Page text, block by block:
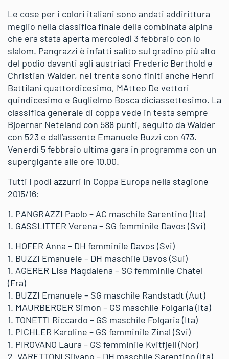
Le cose per i colori italiani sono andati addirittura
meglio nella classifica finale della combinata alpina
che era stata aperta mercoledì 3 febbraio con lo
slalom. Pangrazzi è infatti salito sul gradino più alto
del podio davanti agli austriaci Frederic Berthold e
Christian Walder, nei trenta sono finiti anche Henri
Battilani quattordicesimo, MAtteo De vettori
quindicesimo e Guglielmo Bosca diciassettesimo. La
classifica generale di coppa vede in testa sempre
Bjoernar Neteland con 588 punti, seguito da Walder
con 523 e dall’assente Emanuele Buzzi con 473.
Venerdì 5 febbraio ultima gara in programma con un
supergigante alle ore 10.00.
Tutti i podi azzurri in Coppa Europa nella stagione
2015/16:
1. PANGRAZZI Paolo – AC maschile Sarentino (Ita)
1. GASSLITTER Verena – SG femminile Davos (Svi)
1. HOFER Anna – DH femminile Davos (Svi)
1. BUZZI Emanuele – DH maschile Davos (Sui)
1. AGERER Lisa Magdalena – SG femminile Chatel
(Fra)
1. BUZZI Emanuele – SG maschile Randstadt (Aut)
1. MAURBERGER Simon – GS maschile Folgaria (Ita)
1. TONETTI Riccardo – GS maschile Folgaria (Ita)
1. PICHLER Karoline – GS femminile Zinal (Svi)
1. PIROVANO Laura – GS femminile Kvitfjell (Nor)
2. VARETTONI Silvano – DH maschile Sarentino (Ita)